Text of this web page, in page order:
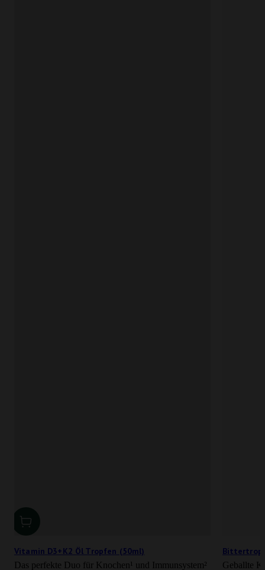
Vitamin D3+K2 Öl Tropfen (50ml)
Das perfekte Duo für Knochen¹ und Immunsystem² Geballte